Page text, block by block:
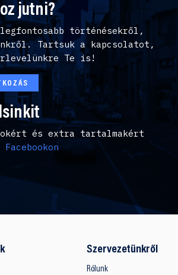
jutni?
történésekről,
Tartsuk a kapcsolatot,
Te is!
és extra tartalmakért
Facebookon
Szervezetünkről
Rólunk